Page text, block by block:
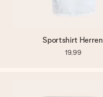
Sportshirt Herren
19,99